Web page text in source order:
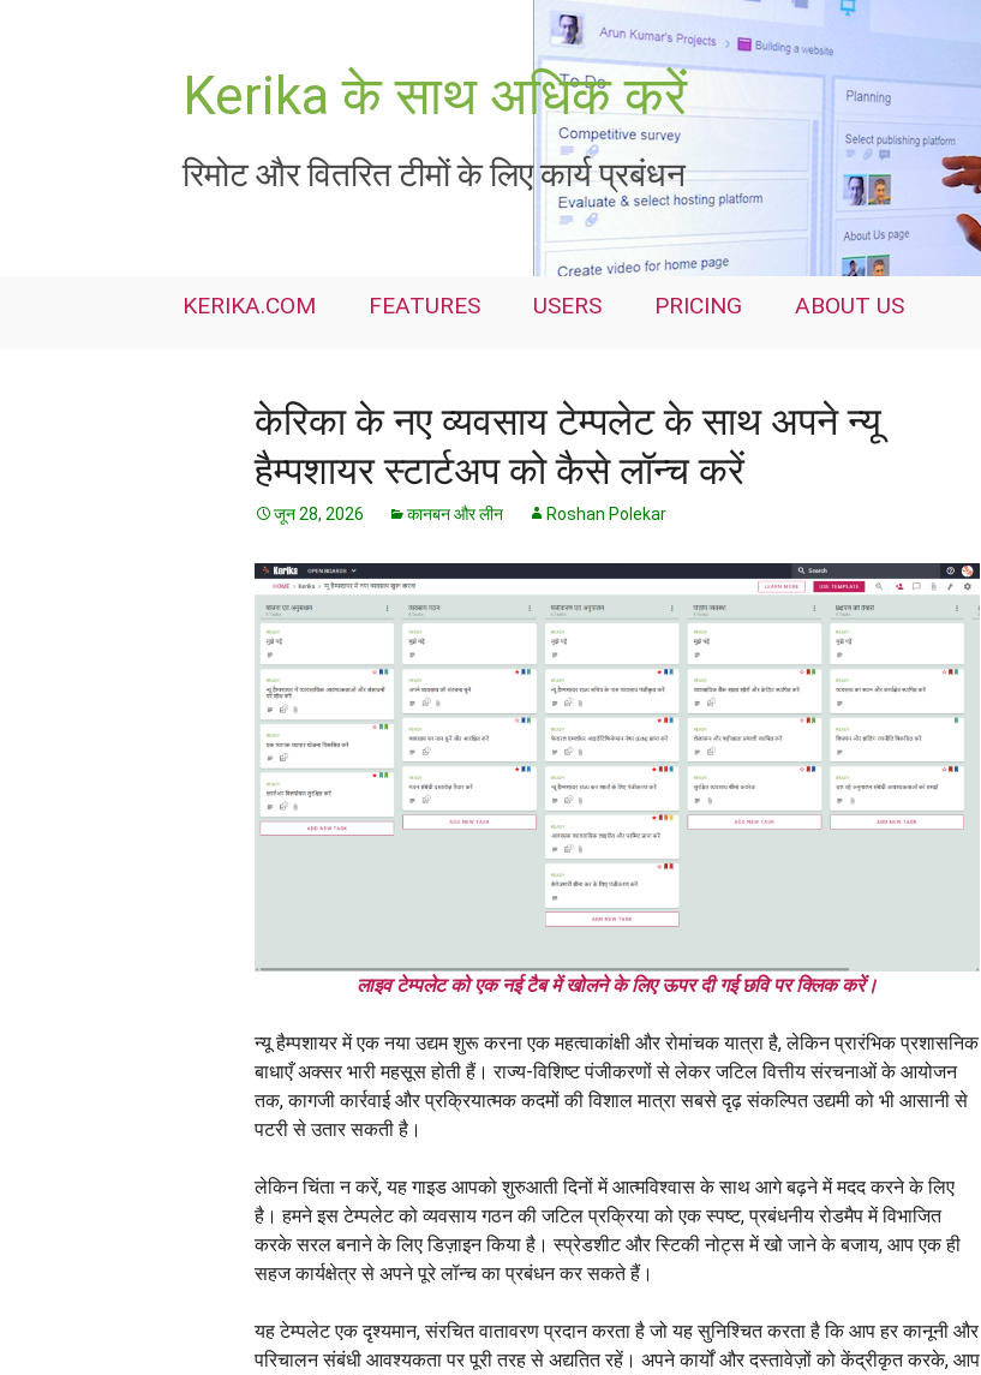
Kerika के साथ अधिक करें
रिमोट और वितरित टीमों के लिए कार्य प्रबंधन
KERIKA.COM FEATURES USERS PRICING ABOUT US
केरिका के नए व्यवसाय टेम्पलेट के साथ अपने न्यू
हैम्पशायर स्टार्टअप को कैसे लॉन्च करें
जून 28, 2026 कानबन और लीन Roshan Polekar
लाइव टेम्पलेट को एक नई टैब में खोलने के लिए ऊपर दी गई छवि पर क्लिक करें।
न्यू हैम्पशायर में एक नया उद्यम शुरू करना एक महत्वाकांक्षी और रोमांचक यात्रा है, लेकिन प्रारंभिक प्रशासनिक
बाधाएँ अक्सर भारी महसूस होती हैं। राज्य-विशिष्ट पंजीकरणों से लेकर जटिल वित्तीय संरचनाओं के आयोजन
तक, कागजी कार्रवाई और प्रक्रियात्मक कदमों की विशाल मात्रा सबसे दृढ़ संकल्पित उद्यमी को भी आसानी से
पटरी से उतार सकती है।
लेकिन चिंता न करें, यह गाइड आपको शुरुआती दिनों में आत्मविश्वास के साथ आगे बढ़ने में मदद करने के लिए
है। हमने इस टेम्पलेट को व्यवसाय गठन की जटिल प्रक्रिया को एक स्पष्ट, प्रबंधनीय रोडमैप में विभाजित
करके सरल बनाने के लिए डिज़ाइन किया है। स्प्रेडशीट और स्टिकी नोट्स में खो जाने के बजाय, आप एक ही
सहज कार्यक्षेत्र से अपने पूरे लॉन्च का प्रबंधन कर सकते हैं।
यह टेम्पलेट एक दृश्यमान, संरचित वातावरण प्रदान करता है जो यह सुनिश्चित करता है कि आप हर कानूनी और
परिचालन संबंधी आवश्यकता पर पूरी तरह से अद्यतित रहें। अपने कार्यों और दस्तावेज़ों को केंद्रीकृत करके, आप